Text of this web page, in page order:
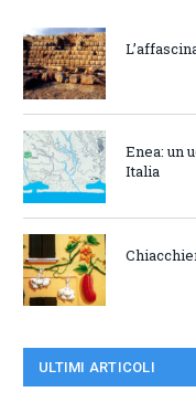
Enea: un
Italia
ULTIMI ARTICOLI